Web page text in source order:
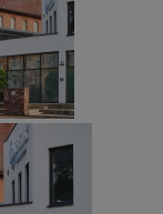
z podstawowych
kontem. Bez
/